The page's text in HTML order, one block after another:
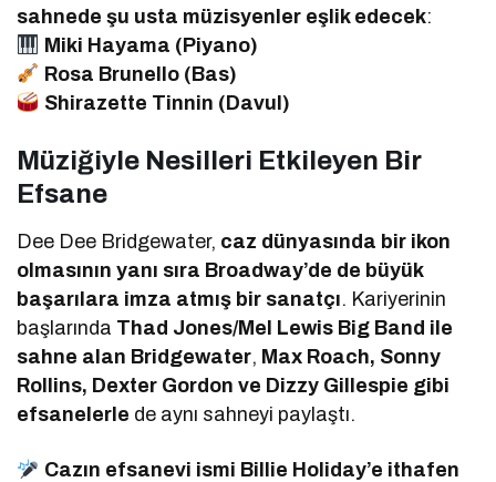
sahnede şu usta müzisyenler eşlik edecek:
Miki Hayama (Piyano)
Rosa Brunello (Bas)
Shirazette Tinnin (Davul)
Müziğiyle Nesilleri Etkileyen Bir
Efsane
Dee Dee Bridgewater, caz dünyasında bir ikon
olmasının yanı sıra Broadway’de de büyük
başarılara imza atmış bir sanatçı. Kariyerinin
başlarında Thad Jones/Mel Lewis Big Band ile
sahne alan Bridgewater, Max Roach, Sonny
Rollins, Dexter Gordon ve Dizzy Gillespie gibi
efsanelerle de aynı sahneyi paylaştı.
Cazın efsanevi ismi Billie Holiday’e ithafen